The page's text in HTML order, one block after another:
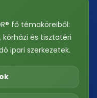
fő témaköreiből:
és tisztatéri
ipari szerkezetek.